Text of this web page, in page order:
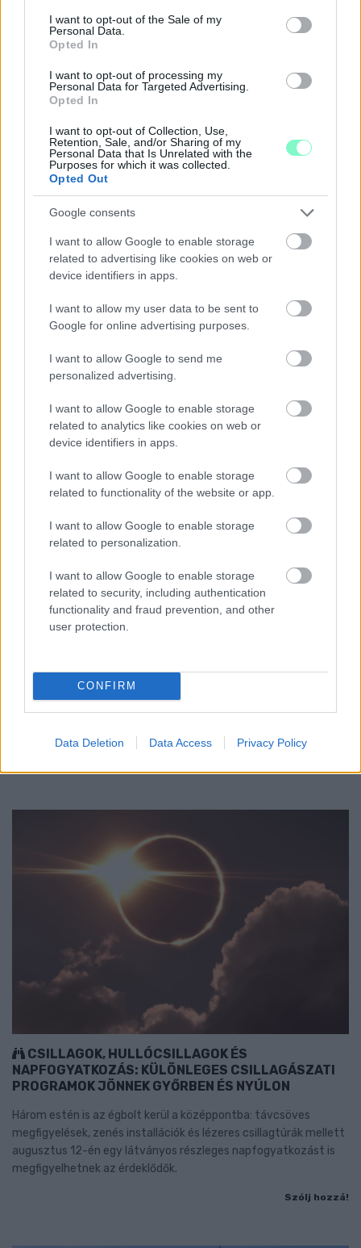
consent section.
I want to opt-out of the Sale of my
Personal Data.
Opted In
I want to opt-out of processing my
Personal Data for Targeted Advertising.
Opted In
I want to opt-out of Collection, Use,
Retention, Sale, and/or Sharing of my
Personal Data that Is Unrelated with the
Purposes for which it was collected.
Opted Out
Google consents
I want to allow Google to enable storage
related to advertising like cookies on web or
device identifiers in apps.
I want to allow my user data to be sent to
Google for online advertising purposes.
I want to allow Google to send me
personalized advertising.
I want to allow Google to enable storage
related to analytics like cookies on web or
device identifiers in apps.
I want to allow Google to enable storage
related to functionality of the website or app.
I want to allow Google to enable storage
related to personalization.
I want to allow Google to enable storage
related to security, including authentication
functionality and fraud prevention, and other
user protection.
CONFIRM
Data Deletion Data Access Privacy Policy
MIT LEHET TENNI, HA A BABA NEM FOGADJA EL A
CUMISÜVEGET?
elutasítja a cumisüveget.
NEM VÁRT HELYEN IS OKOZHAT PROBLÉMÁKAT AZ
VESZÉLYFORRÁS
A forró, napos időjárás kedvez a talajközeli ózon kialakulásának,
amely irritálhatja a légutakat, ronthatja a tüdő működését és
CSILLAGOK, HULLÓCSILLAGOK ÉS
NAPFOGYATKOZÁS: KÜLÖNLEGES CSILLAGÁSZATI
PROGRAMOK JÖNNEK GYŐRBEN ÉS NYÚLON
Három estén is az égbolt kerül a középpontba: távcsöves
megfigyelések, zenés installációk és lézeres csillagtúrák mellett
augusztus 12-én egy látványos részleges napfogyatkozást is
megfigyelhetnek az érdeklődők.
Szólj hozzá!